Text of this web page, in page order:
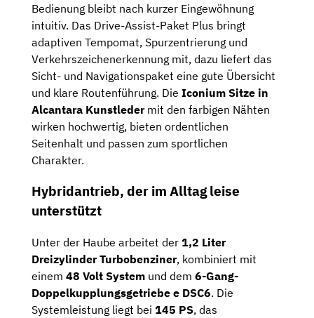
Bedienung bleibt nach kurzer Eingewöhnung
intuitiv. Das Drive-Assist-Paket Plus bringt
adaptiven Tempomat, Spurzentrierung und
Verkehrszeichenerkennung mit, dazu liefert das
Sicht- und Navigationspaket eine gute Übersicht
und klare Routenführung. Die Iconium Sitze in
Alcantara Kunstledermit den farbigen Nähten
wirken hochwertig, bieten ordentlichen
Seitenhalt und passen zum sportlichen
Charakter.
Hybridantrieb, der im Alltag leise
unterstützt
Unter der Haube arbeitet der 1,2 Liter
Dreizylinder Turbobenziner, kombiniert mit
einem 48 Volt System und dem 6-Gang-
Doppelkupplungsgetriebe e DSC6. Die
Systemleistung liegt bei 145 PS, das